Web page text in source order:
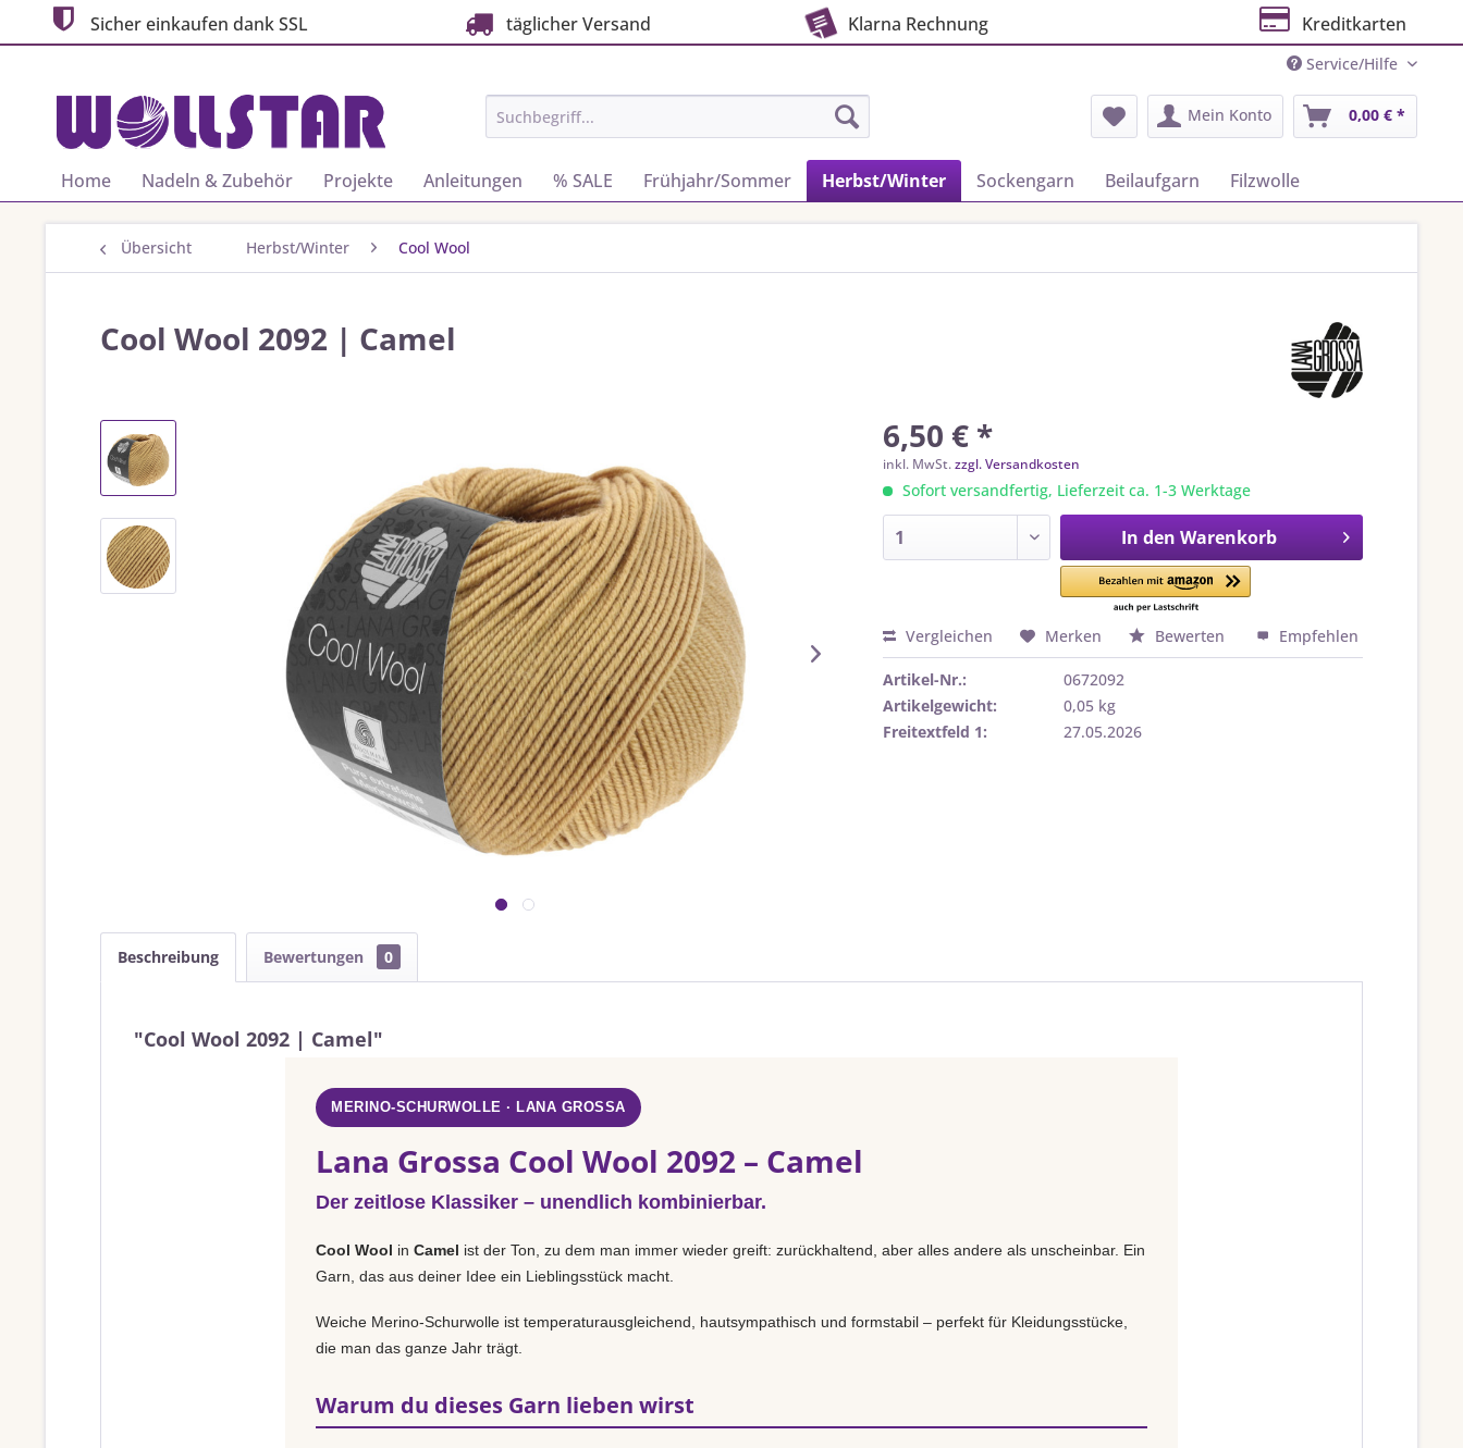
Sicher einkaufen dank SSL täglicher Versand Klarna Rechnung Kreditkarten
Service/Hilfe
Mein Konto 0,00 € *
Home Nadeln & Zubehör Projekte Anleitungen % SALE Frühjahr/Sommer Herbst/Winter Sockengarn Beilaufgarn Filzwolle
Übersicht Herbst/Winter Cool Wool
Cool Wool 2092 | Camel
6,50 € *
inkl. MwSt.zzgl. Versandkosten
Sofort versandfertig, Lieferzeit ca. 1-3 Werktage
In den Warenkorb
Vergleichen Merken Bewerten Empfehlen
Artikel-Nr.:
0672092
Artikelgewicht:
0,05 kg
Freitextfeld 1:
27.05.2026
Beschreibung Bewertungen 0
"Cool Wool 2092 | Camel"
MERINO-SCHURWOLLE · LANA GROSSA
Lana Grossa Cool Wool 2092 – Camel
Der zeitlose Klassiker – unendlich kombinierbar.
Cool Wool in Camel ist der Ton, zu dem man immer wieder greift: zurückhaltend, aber alles andere als unscheinbar. Ein
Garn, das aus deiner Idee ein Lieblingsstück macht.
Weiche Merino-Schurwolle ist temperaturausgleichend, hautsympathisch und formstabil – perfekt für Kleidungsstücke,
die man das ganze Jahr trägt.
Warum du dieses Garn lieben wirst